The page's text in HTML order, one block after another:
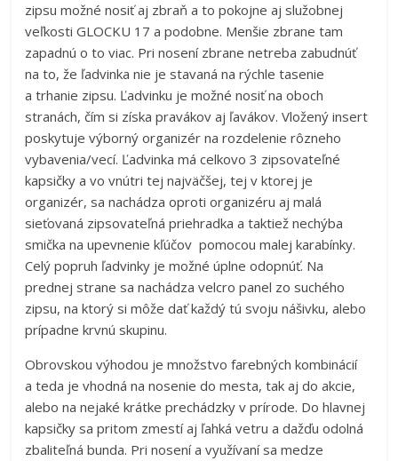
zipsu možné nosiť aj zbraň a to pokojne aj služobnej
veľkosti GLOCKU 17 a podobne. Menšie zbrane tam
zapadnú o to viac. Pri nosení zbrane netreba zabudnúť
na to, že ľadvinka nie je stavaná na rýchle tasenie
a trhanie zipsu. Ľadvinku je možné nosiť na oboch
stranách, čím si získa pravákov aj ľavákov. Vložený insert
poskytuje výborný organizér na rozdelenie rôzneho
vybavenia/vecí. Ľadvinka má celkovo 3 zipsovateľné
kapsičky a vo vnútri tej najväčšej, tej v ktorej je
organizér, sa nachádza oproti organizéru aj malá
sieťovaná zipsovateľná priehradka a taktiež nechýba
smička na upevnenie kľúčov pomocou malej karabínky.
Celý popruh ľadvinky je možné úplne odopnúť. Na
prednej strane sa nachádza velcro panel zo suchého
zipsu, na ktorý si môže dať každý tú svoju nášivku, alebo
prípadne krvnú skupinu.
Obrovskou výhodou je množstvo farebných kombinácií
a teda je vhodná na nosenie do mesta, tak aj do akcie,
alebo na nejaké krátke prechádzky v prírode. Do hlavnej
kapsičky sa pritom zmestí aj ľahká vetru a dažďu odolná
zbaliteľná bunda. Pri nosení a využívaní sa medze